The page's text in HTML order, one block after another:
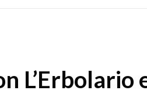
L’Erbolario